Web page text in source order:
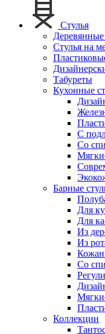
Стулья
Деревянные
Стулья на
Табуреты
Кухонные
С
Со
Барные
Для
Для
Из
Из
Со
Коллекции